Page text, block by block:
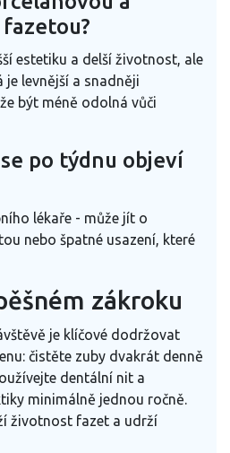
estetiku a delší životnost, ale
je levnější a snadněji
být méně odolná vůči
po týdnu objeví
lékaře - může jít o
nebo špatné usazení, které
zákroku
je klíčové dodržovat
čistěte zuby dvakrát denně
dentální nit a
minimálně jednou ročně.
životnost fazet a udrží